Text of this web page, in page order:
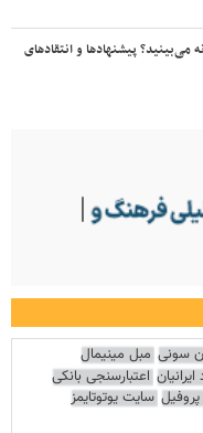
می‌بینید؟ پیشنهادها و انتقادهای
سونی مبل مینیمال
اعتبارسنجی بانکی
سایت یوتوتایمز